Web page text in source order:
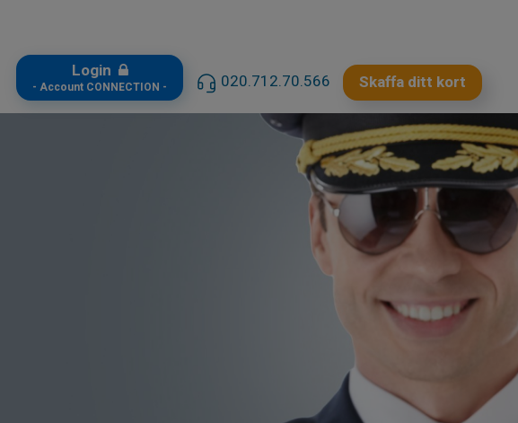
Login
- Account CONNECTION - 020.712.70.566 Skaffa ditt kort